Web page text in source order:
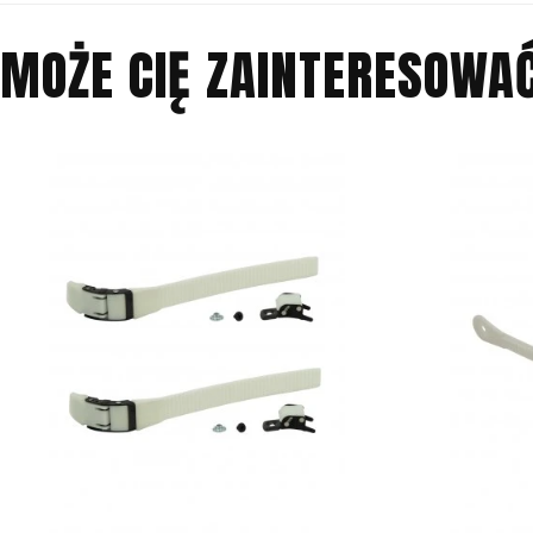
MOŻE CIĘ